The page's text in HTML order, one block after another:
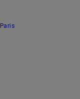
Paris